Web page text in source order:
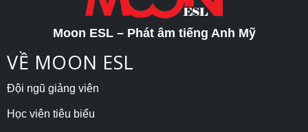
Moon ESL – Phát âm tiếng Anh Mỹ
VỀ MOON ESL
Đội ngũ giảng viên
Học viên tiêu biểu